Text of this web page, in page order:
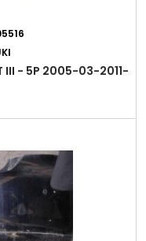
III - 5P 2005-03-2011-